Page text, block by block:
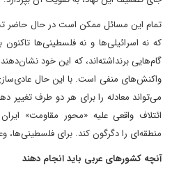
تمام این مسائل ممکن است در حال حاضر
که نه اسرائیلی‌ها و نه فلسطینی‌ها تاکنون
گام‌هایی برنداشته‌اند، که این خود
واکنش‌های منفی است. با این حال
می‌تواند معادله را برای هر دو طرف تغییر
ائتلاف واقعی علیه «محور مقاومت»
منطقه‌ای را دگرگون کند. برای
آنچه کشورهای عربی باید انجام دهند